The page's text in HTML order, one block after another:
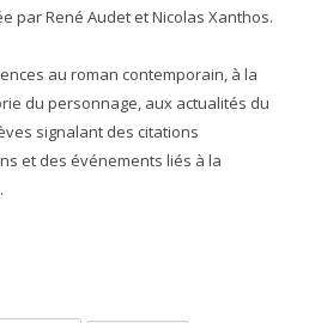
par René Audet et Nicolas Xanthos.
au roman contemporain, à la
du personnage, aux actualités du
signalant des citations
et des événements liés à la